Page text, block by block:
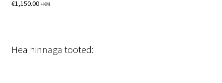
€1,150.00 +KM
Hea hinnaga tooted: